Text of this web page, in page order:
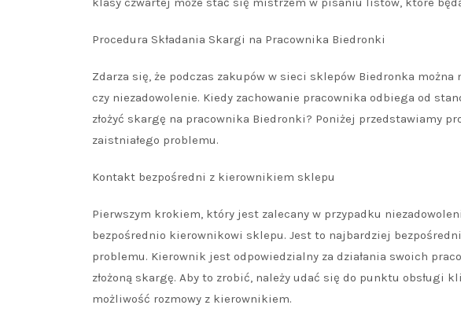
Procedura Składania Skargi na Pracownika Biedronki
Zdarza się, że podczas zakupów w sieci sklepów Biedronka
czy niezadowolenie. Kiedy zachowanie pracownika odbiega od
złożyć skargę na pracownika Biedronki? Poniżej przedstawiamy
zaistniałego problemu.
Kontakt bezpośredni z kierownikiem sklepu
Pierwszym krokiem, który jest zalecany w przypadku
bezpośrednio kierownikowi sklepu. Jest to najbardziej
problemu. Kierownik jest odpowiedzialny za działania swoich
złożoną skargę. Aby to zrobić, należy udać się do punktu obsługi
możliwość rozmowy z kierownikiem.